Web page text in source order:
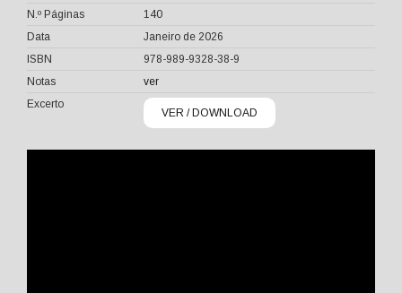
N.º Páginas
140
Data
Janeiro de 2026
ISBN
978-989-9328-38-9
Notas
ver
Excerto
VER / DOWNLOAD